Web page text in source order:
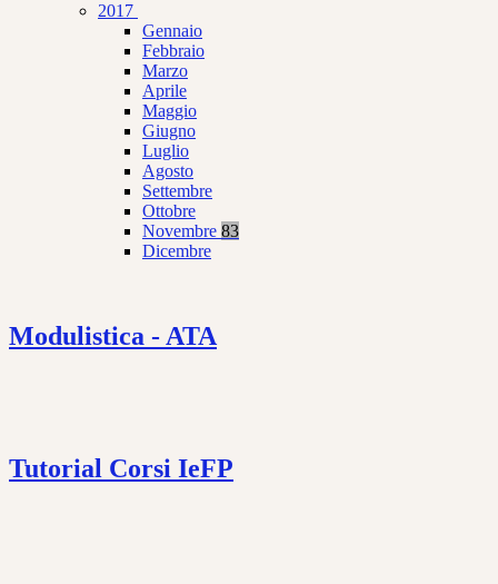
2017
Gennaio
Febbraio
Marzo
Aprile
Maggio
Giugno
Luglio
Agosto
Settembre
Ottobre
Novembre 83
Dicembre
Modulistica - ATA
Tutorial Corsi IeFP